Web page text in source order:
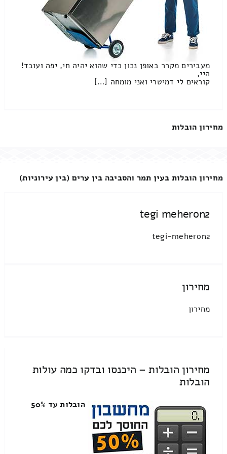
מעבירים מקרר באופן נכון כדי שהוא יהיה חי, יפה ועובד!
היי,
קוראים לי דמיטרי ואני מומחה […]
מחירון הובלות
מחירון הובלות בעין תמר והסביבה בין ערים (בין עירוניות)
tegi meheron2
tegi-meheron2
מחירון
מחירון
מחירון הובלות – היכנסו ובדקו כמה עולות
הובלות
הובלות עד 50%